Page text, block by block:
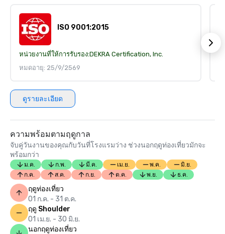
ISO 9001:2015
หน่วยงานที่ให้การรับรอง:DEKRA Certification, Inc.
หมดอายุ: 25/9/2569
ดูรายละเอียด
ความพร้อมตามฤดูกาล
จับคู่วันงานของคุณกับวันที่โรงแรมว่าง ช่วงนอกฤดูท่องเที่ยวมักจะ
พร้อมกว่า
ม.ค. ก.พ. มี.ค. เม.ย. พ.ค.
มิ.ย.
ก.ค.
ส.ค. ก.ย. ต.ค. พ.ย. ธ.ค.
ฤดูท่องเที่ยว
01 ก.ค. - 31 ต.ค.
ฤดู Shoulder
01 เม.ย. - 30 มิ.ย.
นอกฤดูท่องเที่ยว